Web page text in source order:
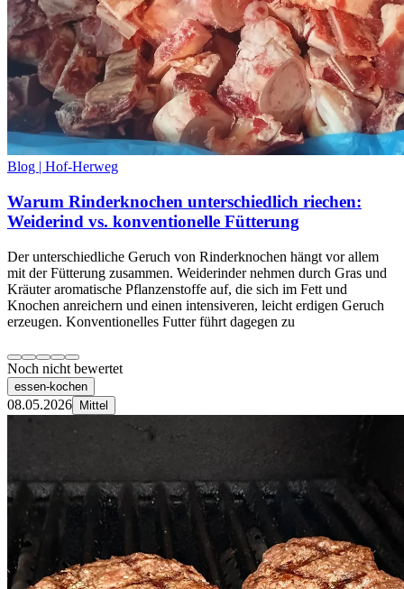
Blog | Hof-Herweg
Warum Rinderknochen unterschiedlich riechen:
Weiderind vs. konventionelle Fütterung
Der unterschiedliche Geruch von Rinderknochen hängt vor allem
mit der Fütterung zusammen. Weiderinder nehmen durch Gras und
Kräuter aromatische Pflanzenstoffe auf, die sich im Fett und
Knochen anreichern und einen intensiveren, leicht erdigen Geruch
erzeugen. Konventionelles Futter führt dagegen zu
Noch nicht bewertet
essen-kochen
08.05.2026 Mittel